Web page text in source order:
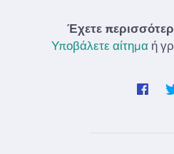
Έχετε
Υποβάλετε αίτημα ή